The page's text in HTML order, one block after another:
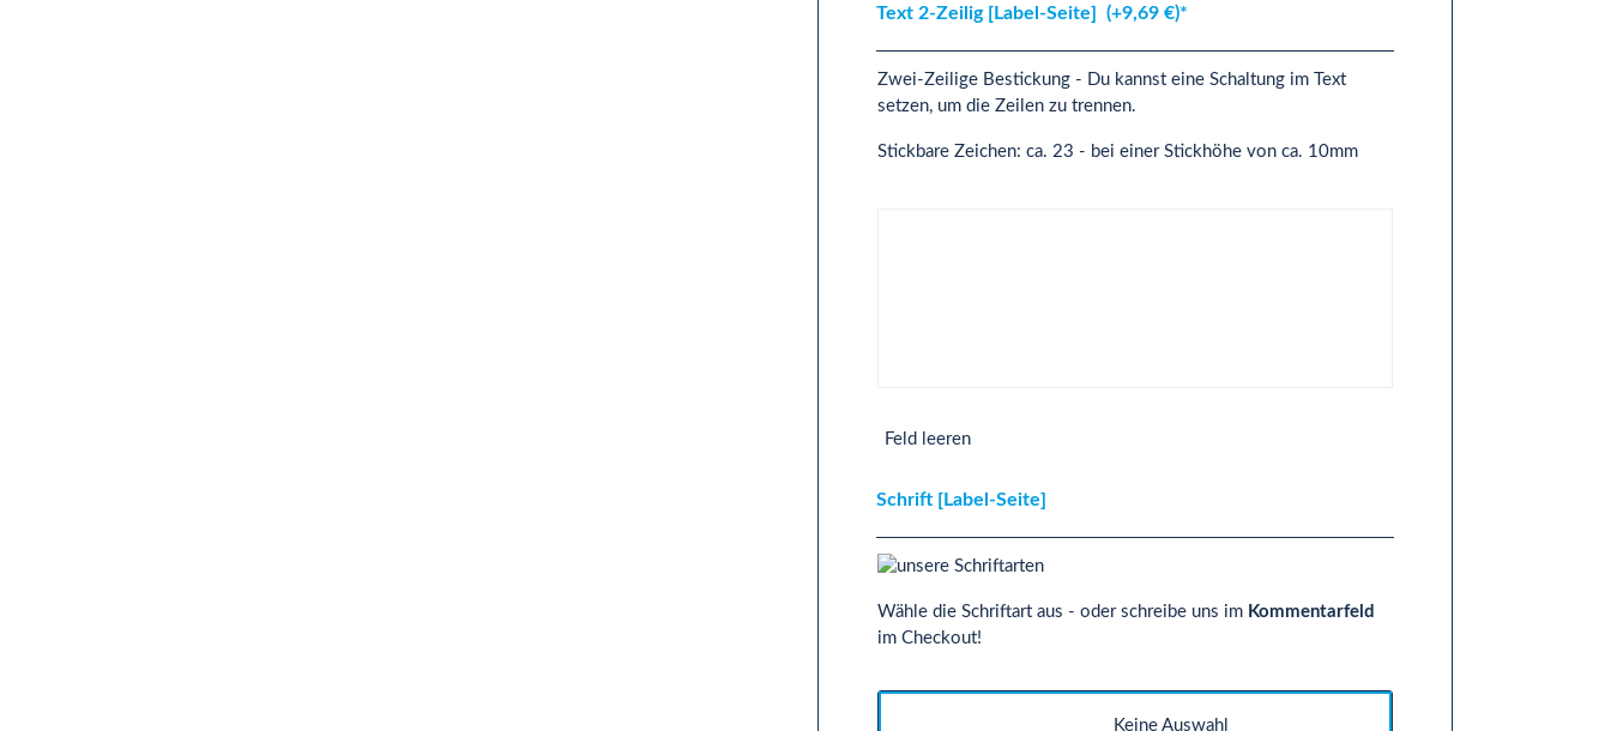
Text 2-Zeilig [Label-Seite] (+9,69 €)*
Zwei-Zeilige Bestickung - Du kannst eine Schaltung im Text
setzen, um die Zeilen zu trennen.
Stickbare Zeichen: ca. 23 - bei einer Stickhöhe von ca. 10mm
Feld leeren
Schrift [Label-Seite]
Wähle die Schriftart aus - oder schreibe uns im Kommentarfeld
im Checkout!
Keine Auswahl